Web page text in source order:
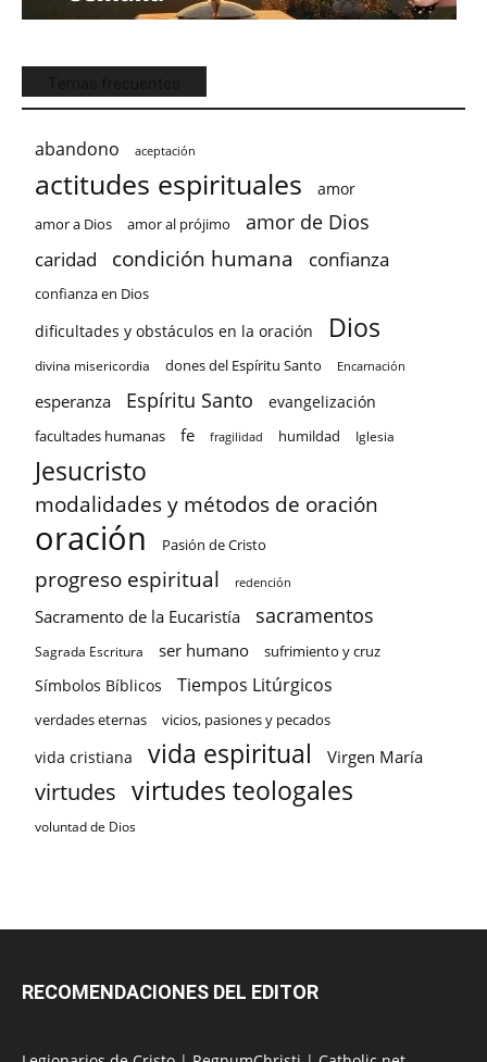
abandono aceptación
actitudes espirituales amor
amor a Dios amor al prójimo amor de Dios
caridad condición humana confianza
confianza en Dios
dificultades y obstáculos en la oración Dios
divina misericordia dones del Espíritu Santo Encarnación
esperanza Espíritu Santo evangelización
facultades humanas fe fragilidad humildad Iglesia
Jesucristo
modalidades y métodos de oración
oración Pasión de Cristo
progreso espiritual redención
Sacramento de la Eucaristía sacramentos
Sagrada Escritura ser humano sufrimiento y cruz
Símbolos Bíblicos Tiempos Litúrgicos
verdades eternas vicios, pasiones y pecados
vida cristiana vida espiritual Virgen María
virtudes virtudes teologales
voluntad de Dios
RECOMENDACIONES DEL EDITOR